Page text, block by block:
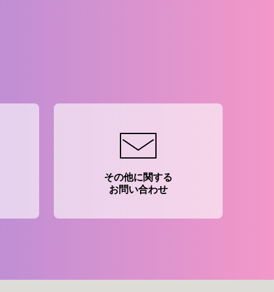
その他に関する
お問い合わせ